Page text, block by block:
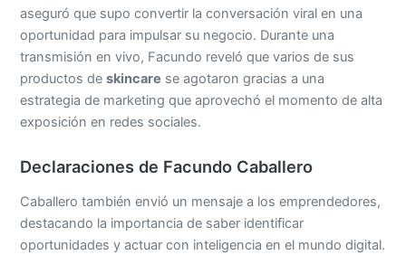
aseguró que supo convertir la conversación viral en una
oportunidad para impulsar su negocio. Durante una
transmisión en vivo, Facundo reveló que varios de sus
productos deskincare se agotaron gracias a una
estrategia de marketing que aprovechó el momento de alta
exposición en redes sociales.
Declaraciones de Facundo Caballero
Caballero también envió un mensaje a los emprendedores,
destacando la importancia de saber identificar
oportunidades y actuar con inteligencia en el mundo digital.